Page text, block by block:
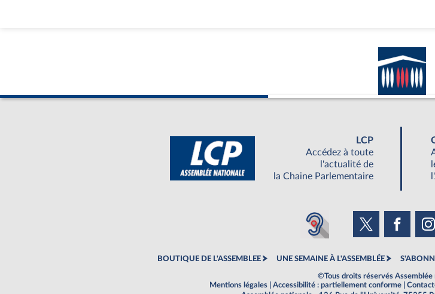
LCP
Accédez à toute
l'actualité de
la Chaine Parlementaire
BOUTIQUE DE L'ASSEMBLEE UNE SEMAINE À L'ASSEMBLÉE
©Tous droits réservés
Mentions légales
Accessibilité : partiellement conforme